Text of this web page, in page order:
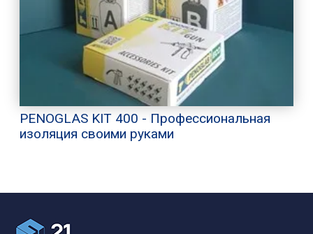
PENOGLAS KIT 400 - Профессиональная
изоляция своими руками